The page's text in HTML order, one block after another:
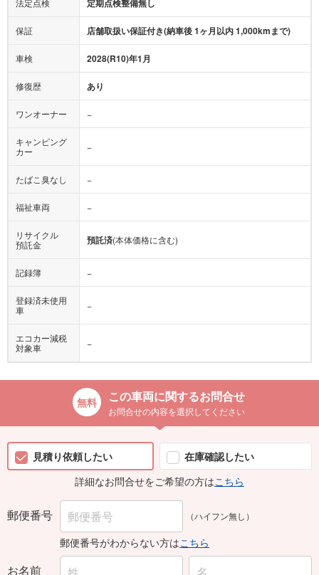
法定点検 定期点検整備無し
保証 店舗取扱い保証付き(納車後 1ヶ月以内 1,000kmまで)
車検 2028(R10)年1月
修復歴 あり
ワンオーナー −
キャンピング
カー
−
たばこ臭なし −
福祉車両 −
リサイクル
預託金
預託済(本体価格に含む)
記録簿 −
登録済未使用
車
−
エコカー減税
対象車
−
この車両に関するお問合せ
お問合せの内容を選択してください
見積り依頼したい
在庫確認したい
詳細なお問合せをご希望の方はこちら
郵便番号 （ハイフン無し）
郵便番号がわからない方はこちら
お名前